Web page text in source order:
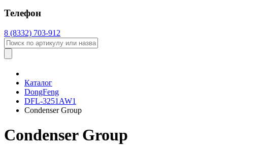
Телефон
8 (8332) 703-912
Каталог
DongFeng
DFL-3251AW1
Condenser Group
Condenser Group